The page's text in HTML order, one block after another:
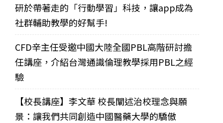
研於帶著走的「行動學習」科技，讓app成為
社群輔助教學的好幫手!
CFD辛主任受邀中國大陸全國PBL高階研討擔
任講座，介紹台灣通識倫理教學採用PBL之經
驗
【校長講座】李文華 校長闡述治校理念與願
景：讓我們共同創造中國醫藥大學的驕傲